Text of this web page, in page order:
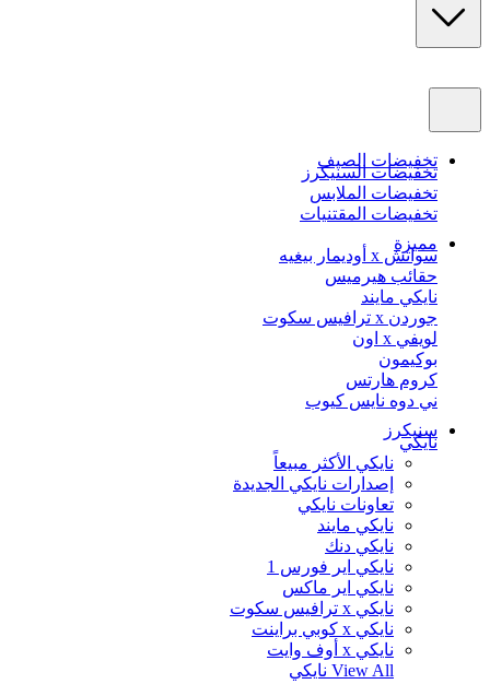
تخفيضات الصيف
تخفيضات السنيكرز
تخفيضات الملابس
تخفيضات المقتنيات
مميزة
سواتش x أوديمار بيغيه
حقائب هيرميس
نايكي مايند
جوردن x ترافيس سكوت
لويفي x اون
بوكيمون
كروم هارتس
ني دوه نايس كيوب
سنيكرز
نايكي
نايكي الأكثر مبيعاً
إصدارات نايكي الجديدة
تعاونات نايكي
نايكي مايند
نايكي دنك
نايكي اير فورس 1
نايكي اير ماكس
نايكي x ترافيس سكوت
نايكي x كوبي براينت
نايكي x أوف وايت
View All نايكي